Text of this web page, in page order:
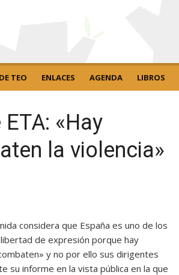
TEO ENLACES AGENDA LIBROS
«Hay
la violencia»
considera que España es uno de los
de expresión porque hay
y no por ello sus dirigentes
su informe en la vista pública en la que